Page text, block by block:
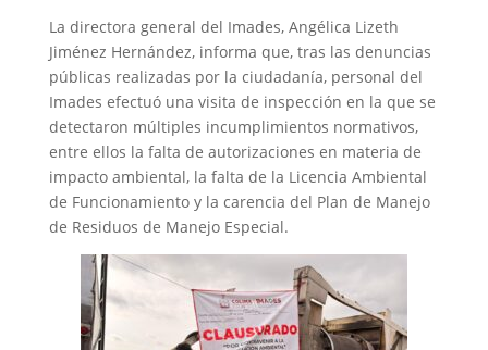
La directora general del Imades, Angélica Lizeth
Jiménez Hernández, informa que, tras las denuncias
públicas realizadas por la ciudadanía, personal del
Imades efectuó una visita de inspección en la que se
detectaron múltiples incumplimientos normativos,
entre ellos la falta de autorizaciones en materia de
impacto ambiental, la falta de la Licencia Ambiental
de Funcionamiento y la carencia del Plan de Manejo
de Residuos de Manejo Especial.